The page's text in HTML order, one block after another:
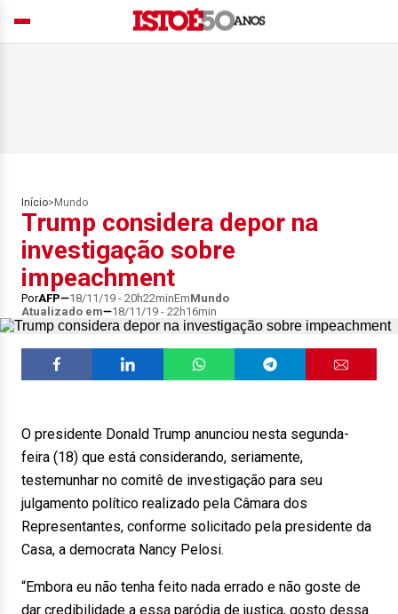
Início> Mundo
Trump considera depor na
investigação sobre
impeachment
PorAFP 18/11/19 - 20h22minEmMundo
Atualizado em
18/11/19 - 22h16min
O presidente Donald Trump anunciou nesta segunda-
feira (18) que está considerando, seriamente,
testemunhar no comitê de investigação para seu
julgamento político realizado pela Câmara dos
Representantes, conforme solicitado pela presidente da
Casa, a democrata Nancy Pelosi.
“Embora eu não tenha feito nada errado e não goste de
dar credibilidade a essa paródia de justiça, gosto dessa